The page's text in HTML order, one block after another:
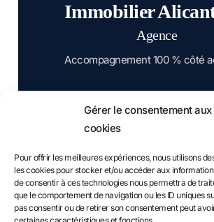
Gérer le consentement aux
cookies
Pour offrir les meilleures expériences, nous utilisons
les cookies pour stocker et/ou accéder aux
de consentir à ces technologies nous permettra de
que le comportement de navigation ou les ID uniques
pas consentir ou de retirer son consentement peut
Immobilier
Agence
Accompagnement 100 % côté
Informations
Mentions légales
Confidentialité
Contact